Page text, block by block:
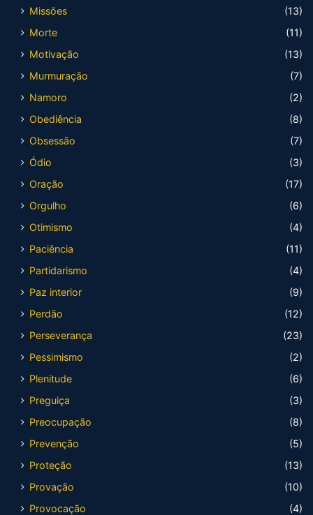
Missões
(13)
Morte
(11)
Motivação
(13)
Murmuração
(7)
Namoro
(2)
Obediência
(8)
Obsessão
(7)
Ódio
(3)
Oração
(17)
Orgulho
(6)
Otimismo
(4)
Paciência
(11)
Partidarismo
(4)
Paz interior
(9)
Perdão
(12)
Perseverança
(23)
Pessimismo
(2)
Plenitude
(6)
Preguiça
(3)
Preocupação
(8)
Prevenção
(5)
Proteção
(13)
Provação
(10)
Provocação
(4)